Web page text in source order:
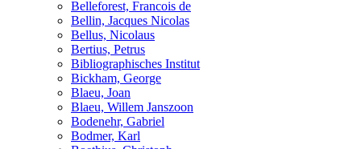
Belleforest, Francois de
Bellin, Jacques Nicolas
Bellus, Nicolaus
Bertius, Petrus
Bibliographisches Institut
Bickham, George
Blaeu, Joan
Blaeu, Willem Janszoon
Bodenehr, Gabriel
Bodmer, Karl